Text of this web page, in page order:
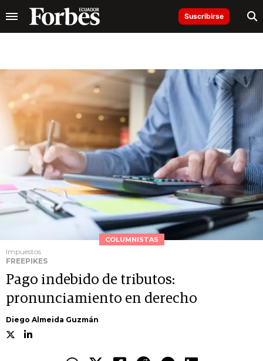
Suscribirse
COLUMNISTAS
Impuestos
FREEPIKES
Pago indebido de tributos:
pronunciamiento en derecho
Diego Almeida Guzmán